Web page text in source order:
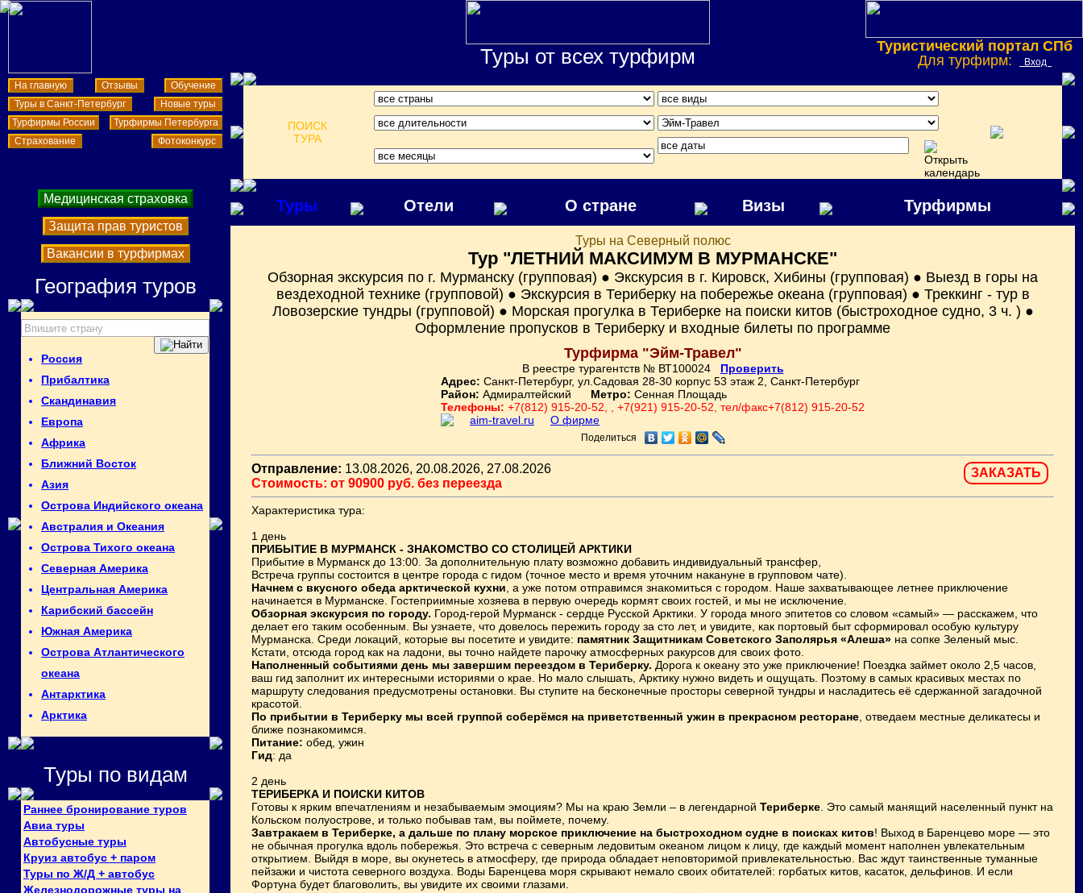
Туры от всех турфирм
Туристический портал СПб
Для турфирм:
Вход
На главную Отзывы
Обучение
Туры в Санкт-Петербург
Новые туры
Турфирмы России
Турфирмы Петербурга
Страхование
Фотоконкурс
ПОИСК
ТУРА
Медицинская страховка
Защита прав туристов
Вакансии в турфирмах
География туров
Россия
Прибалтика
Скандинавия
Европа
Африка
Ближний Восток
Азия
Острова Индийского океана
Австралия и Океания
Острова Тихого океана
Северная Америка
Центральная Америка
Карибский бассейн
Южная Америка
Острова Атлантического
океана
Антарктика
Арктика
Туры по видам
Раннее бронирование туров
Авиа туры
Автобусные туры
Круиз автобус + паром
Туры по Ж/Д + автобус
Железнодорожные туры на
Туры Отели О стране Визы Турфирмы
Туры на Северный полюс
Тур "ЛЕТНИЙ МАКСИМУМ В МУРМАНСКЕ"
Обзорная экскурсия по г. Мурманску (групповая) ● Экскурсия в г. Кировск, Хибины (групповая) ● Выезд в горы на
вездеходной технике (групповой) ● Экскурсия в Териберку на побережье океана (групповая) ● Треккинг - тур в
Ловозерские тундры (групповой) ● Морская прогулка в Териберке на поиски китов (быстроходное судно, 3 ч. ) ●
Оформление пропусков в Териберку и входные билеты по программе
Турфирма "Эйм-Травел"
В реестре турагентств № ВТ100024 Проверить
Адрес: Санкт-Петербург, ул.Садовая 28-30 корпус 53 этаж 2, Санкт-Петербург
Район: Адмиралтейский Метро: Сенная Площадь
Телефоны: +7(812) 915-20-52, , +7(921) 915-20-52, тел/факс+7(812) 915-20-52
aim-travel.ru
О фирме
Поделиться
ЗАКАЗАТЬ
Отправление: 13.08.2026, 20.08.2026, 27.08.2026
Стоимость: от 90900 руб. без переезда
Характеристика тура:
1 день
ПРИБЫТИЕ В МУРМАНСК - ЗНАКОМСТВО СО СТОЛИЦЕЙ АРКТИКИ
Прибытие в Мурманск до 13:00. За дополнительную плату возможно добавить индивидуальный трансфер,
Встреча группы состоится в центре города с гидом (точное место и время уточним накануне в групповом чате).
Начнем с вкусного обеда арктической кухни , а уже потом отправимся знакомиться с городом. Наше захватывающее летнее приключение
начинается в Мурманске. Гостеприимные хозяева в первую очередь кормят своих гостей, и мы не исключение.
Обзорная экскурсия по городу. Город-герой Мурманск - сердце Русской Арктики. У города много эпитетов со словом «самый» — расскажем, что
делает его таким особенным. Вы узнаете, что довелось пережить городу за сто лет, и увидите, как портовый быт сформировал особую культуру
Мурманска. Среди локаций, которые вы посетите и увидите: памятник Защитникам Советского Заполярья «Алеша» на сопке Зеленый мыс.
Кстати, отсюда город как на ладони, вы точно найдете парочку атмосферных ракурсов для своих фото.
Наполненный событиями день мы завершим переездом в Териберку. Дорога к океану это уже приключение! Поездка займет около 2,5 часов,
ваш гид заполнит их интересными историями о крае. Но мало слышать, Арктику нужно видеть и ощущать. Поэтому в самых красивых местах по
маршруту следования предусмотрены остановки. Вы ступите на бесконечные просторы северной тундры и насладитесь её сдержанной загадочной
красотой.
По прибытии в Териберку мы всей группой соберёмся на приветственный ужин в прекрасном ресторане , отведаем местные деликатесы и
ближе познакомимся.
Питание: обед, ужин
Гид: да
2 день
ТЕРИБЕРКА И ПОИСКИ КИТОВ
Готовы к ярким впечатлениям и незабываемым эмоциям? Мы на краю Земли – в легендарной Териберке . Это самый манящий населенный пункт на
Кольском полуострове, и только побывав там, вы поймете, почему.
Завтракаем в Териберке, а дальше по плану морское приключение на быстроходном судне в поисках китов! Выход в Баренцево море — это
не обычная прогулка вдоль побережья. Это встреча с северным ледовитым океаном лицом к лицу, где каждый момент наполнен увлекательным
открытием. Выйдя в море, вы окунетесь в атмосферу, где природа обладает неповторимой привлекательностью. Вас ждут таинственные туманные
пейзажи и чистота северного воздуха. Воды Баренцева моря скрывают немало своих обитателей: горбатых китов, касаток, дельфинов. И если
Фортуна будет благоволить, вы увидите их своими глазами.